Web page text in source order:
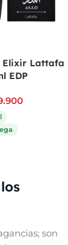
Elixir Lattafa
EDP
son